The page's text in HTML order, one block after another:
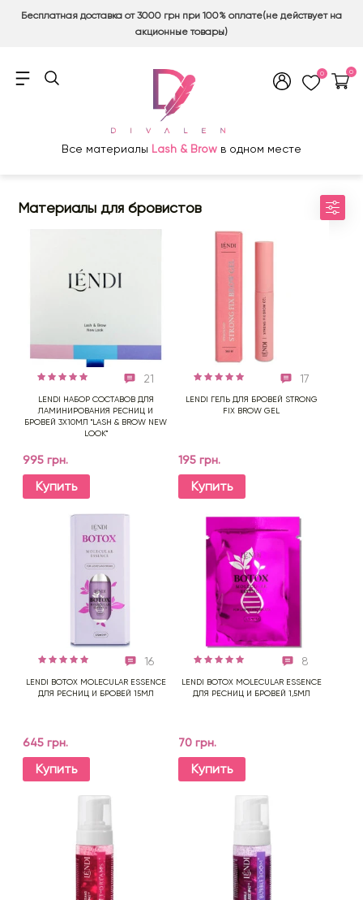
Бесплатная доставка от 3000 грн при 100% оплате(не действует на
акционные товары)
0 0
Все материалы Lash & Brow в одном месте
Материалы для бровистов
21
LENDI НАБОР СОСТАВОВ ДЛЯ
ЛАМИНИРОВАНИЯ РЕСНИЦ И
БРОВЕЙ 3Х10МЛ "LASH & BROW NEW
LOOK"
995 грн.
Купить
17
LENDI ГЕЛЬ ДЛЯ БРОВЕЙ STRONG
FIX BROW GEL
195 грн.
Купить
16
LENDI BOTOX MOLECULAR ESSENCE
ДЛЯ РЕСНИЦ И БРОВЕЙ 15МЛ
645 грн.
Купить
8
LENDI BOTOX MOLECULAR ESSENCE
ДЛЯ РЕСНИЦ И БРОВЕЙ 1,5МЛ
70 грн.
Купить